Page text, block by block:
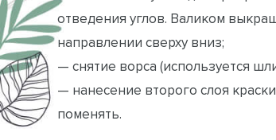
отведения углов. Валиком
направлении сверху вниз;
— снятие ворса (используется
— нанесение второго слоя
поменять.